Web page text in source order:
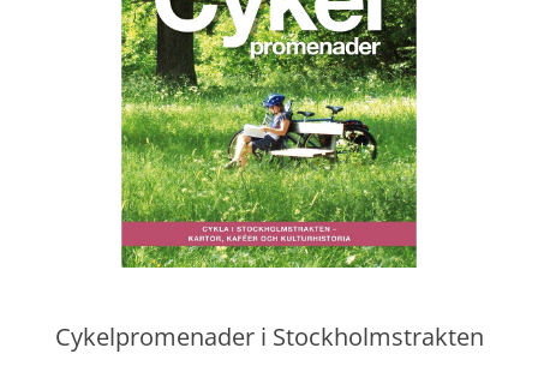
Cykelpromenader i Stockholmstrakten